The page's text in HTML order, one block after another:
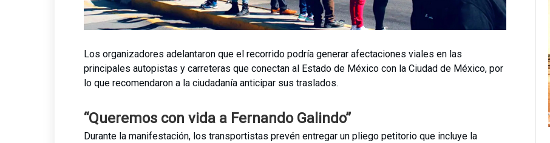
Los organizadores adelantaron que el recorrido podría generar afectaciones viales en las
principales autopistas y carreteras que conectan al Estado de México con la Ciudad de México, por
lo que recomendaron a la ciudadanía anticipar sus traslados.
“Queremos con vida a Fernando Galindo”
Durante la manifestación, los transportistas prevén entregar un pliego petitorio que incluye la